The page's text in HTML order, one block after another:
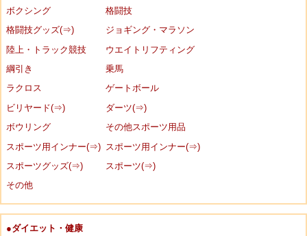
ボクシング
格闘技
格闘技グッズ(⇒)
ジョギング・マラソン
陸上・トラック競技
ウエイトリフティング
綱引き
乗馬
ラクロス
ゲートボール
ビリヤード(⇒)
ダーツ(⇒)
ボウリング
その他スポーツ用品
スポーツ用インナー(⇒)
スポーツ用インナー(⇒)
スポーツグッズ(⇒)
スポーツ(⇒)
その他
●ダイエット・健康